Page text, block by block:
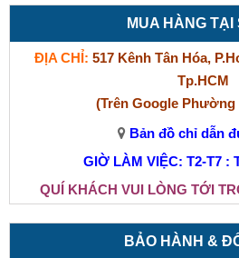
MUA HÀNG TẠI
ĐỊA CHỈ: 517 Kênh Tân Hóa,
Tp.HCM
(Trên Google Phường
Bản đồ chỉ dẫn
GIỜ LÀM VIỆC: T2-T7 :
QUÍ KHÁCH VUI LÒNG TỚI
BẢO HÀNH &